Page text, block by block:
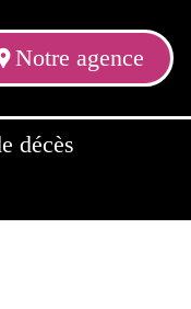
Notre agence
décès